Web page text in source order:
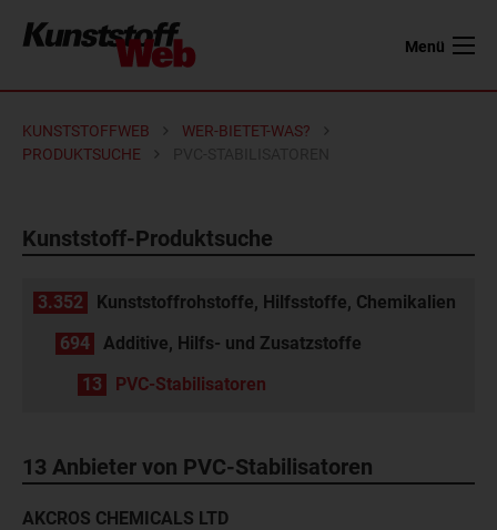
Menü
KUNSTSTOFFWEB
WER-BIETET-WAS?
PRODUKTSUCHE
Kunststoff-Produktsuche
3.352
Kunststoffrohstoffe, Hilfsstoffe, Chemikalien
694
Additive, Hilfs- und Zusatzstoffe
13
PVC-Stabilisatoren
13 Anbieter von PVC-Stabilisatoren
AKCROS CHEMICALS LTD